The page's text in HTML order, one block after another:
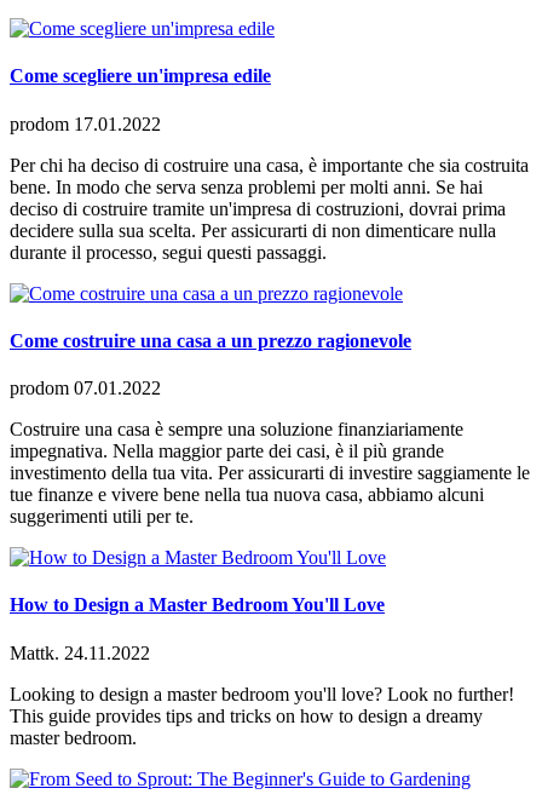
Come scegliere un'impresa edile
prodom 17.01.2022
Per chi ha deciso di costruire una casa, è importante che sia costruita
bene. In modo che serva senza problemi per molti anni. Se hai
deciso di costruire tramite un'impresa di costruzioni, dovrai prima
decidere sulla sua scelta. Per assicurarti di non dimenticare nulla
durante il processo, segui questi passaggi.
Come costruire una casa a un prezzo ragionevole
prodom 07.01.2022
Costruire una casa è sempre una soluzione finanziariamente
impegnativa. Nella maggior parte dei casi, è il più grande
investimento della tua vita. Per assicurarti di investire saggiamente le
tue finanze e vivere bene nella tua nuova casa, abbiamo alcuni
suggerimenti utili per te.
How to Design a Master Bedroom You'll Love
Mattk. 24.11.2022
Looking to design a master bedroom you'll love? Look no further!
This guide provides tips and tricks on how to design a dreamy
master bedroom.